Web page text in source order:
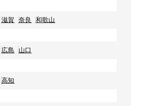
滋賀 奈良 和歌山
広島 山口
高知